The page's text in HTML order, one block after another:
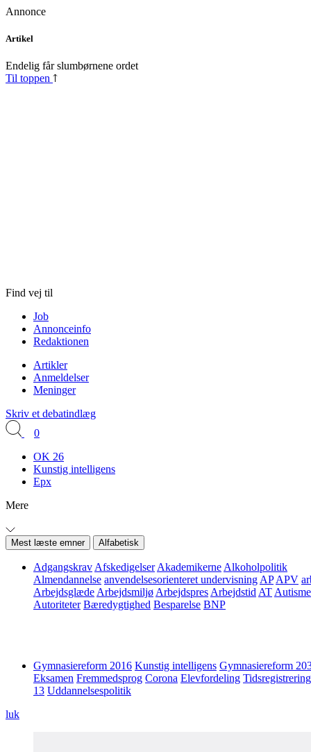
Annonce
Skip
content
Artikel
Endelig får slumbørnene ordet
Til toppen
Find vej til
Job
Annonceinfo
Redaktionen
Artikler
Anmeldelser
Meninger
Skriv et debatindlæg
0
OK 26
Kunstig intelligens
Epx
Mere
Mest læste emner Alfabetisk
Adgangskrav Afskedigelser Akademikerne Alkoholpolitik
Almendannelse anvendelsesorienteret undervisning AP APV
Arbejdsglæde Arbejdsmiljø Arbejdspres Arbejdstid AT Autisme
Autoriteter Bæredygtighed Besparelse BNP
Gymnasiereform 2016 Kunstig intelligens Gymnasiereform
Eksamen Fremmedsprog Corona Elevfordeling Tidsregistrering
13 Uddannelsespolitik
luk